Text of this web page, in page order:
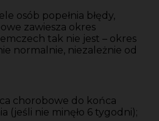
osób popełnia błędy,
zawiesza okres
tak nie jest – okres
normalnie, niezależnie od
chorobowe do końca
(jeśli nie minęło 6 tygodni);